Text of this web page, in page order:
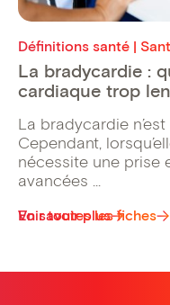
Voir toutes les fiches
Définitions santé |
La bradycardie :
cardiaque trop
La bradycardie
Cependant,
nécessite une prise
avancées ...
En savoir plus